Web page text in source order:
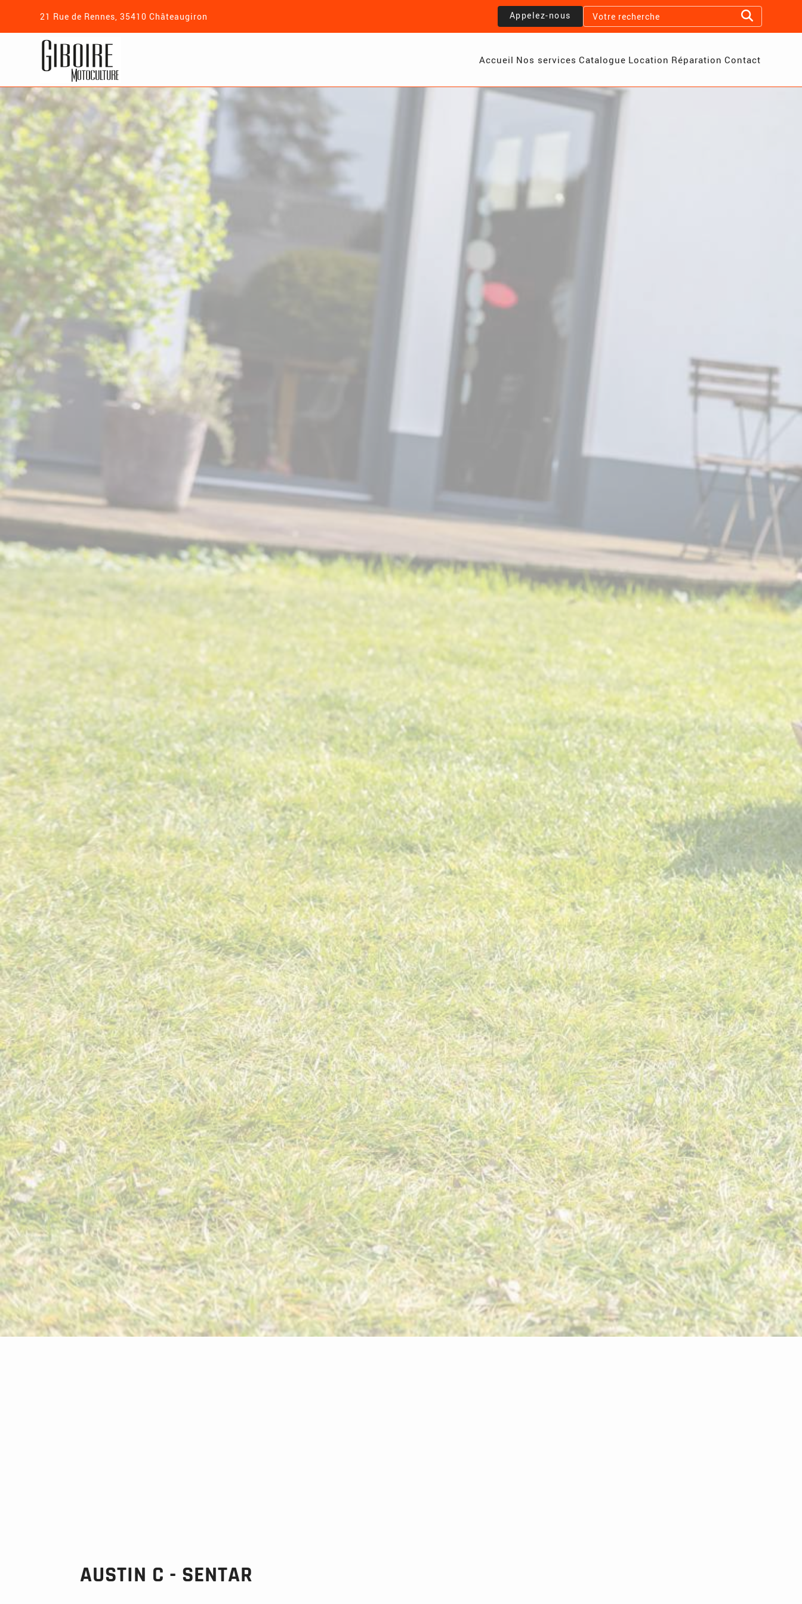
21 Rue de Rennes, 35410 Châteaugiron Appelez-nous
Accueil Nos services Catalogue Location Réparation Contact
AUSTIN C - SENTAR